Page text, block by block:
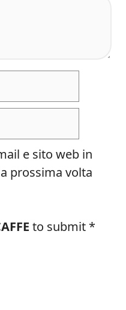
e sito web in
prossima volta
to submit *